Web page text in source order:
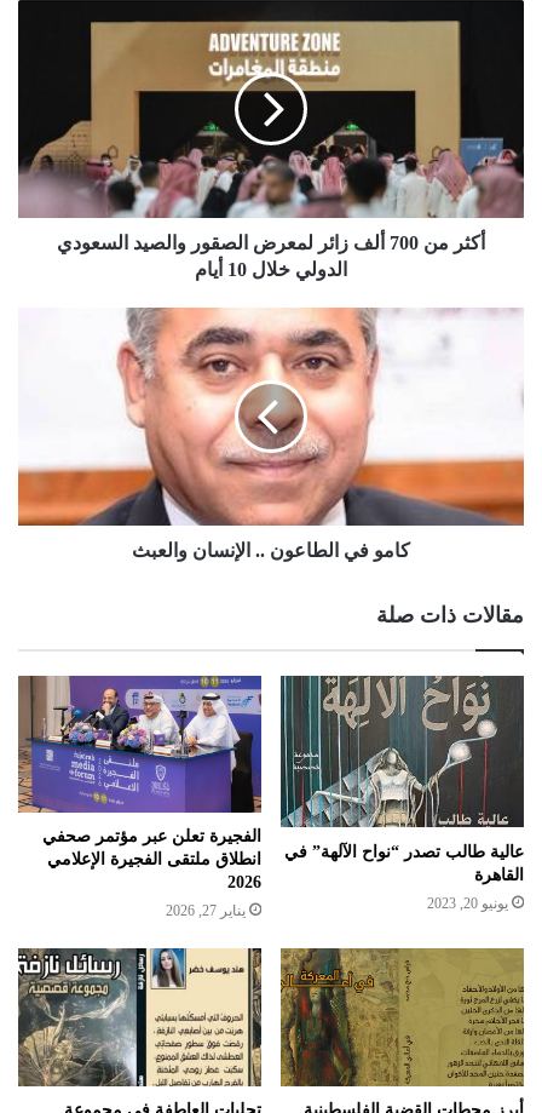
أكثر من 700 ألف زائر لمعرض الصقور والصيد السعودي
الدولي خلال 10 أيام
كامو في الطاعون .. الإنسان والعبث
مقالات ذات صلة
عالية طالب تصدر “نواح الآلهة” في
القاهرة
يونيو 20, 2023
الفجيرة تعلن عبر مؤتمر صحفي
انطلاق ملتقى الفجيرة الإعلامي
2026
يناير 27, 2026